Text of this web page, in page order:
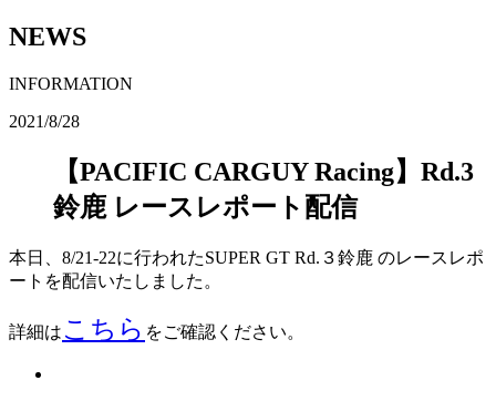
NEWS
INFORMATION
2021/8/28
【PACIFIC CARGUY Racing】Rd.3
鈴鹿 レースレポート配信
本日、8/21-22に行われたSUPER GT Rd.３鈴鹿 のレースレポ
ートを配信いたしました。
詳細はこちら をご確認ください。